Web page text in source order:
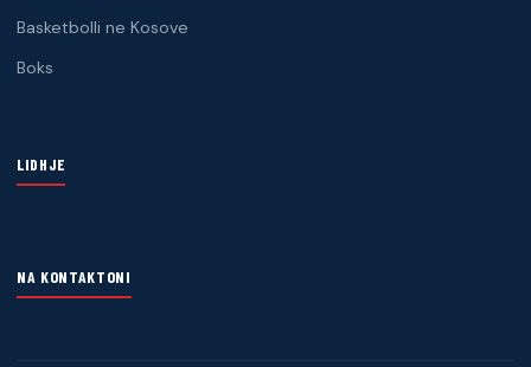
Basketbolli ne Kosove
Boks
LIDHJE
NA KONTAKTONI